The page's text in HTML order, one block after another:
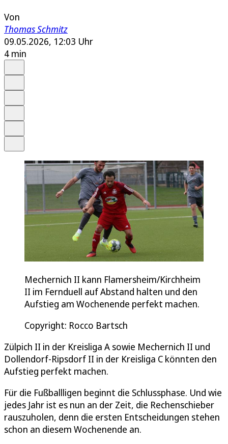
Von
Thomas Schmitz
09.05.2026, 12:03 Uhr
4 min
Mechernich II kann Flamersheim/Kirchheim
II im Fernduell auf Abstand halten und den
Aufstieg am Wochenende perfekt machen.
Copyright: Rocco Bartsch
Zülpich II in der Kreisliga A sowie Mechernich II und
Dollendorf-Ripsdorf II in der Kreisliga C könnten den
Aufstieg perfekt machen.
Für die Fußballligen beginnt die Schlussphase. Und wie
jedes Jahr ist es nun an der Zeit, die Rechenschieber
rauszuholen, denn die ersten Entscheidungen stehen
schon an diesem Wochenende an.